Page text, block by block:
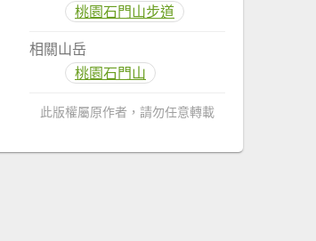
桃園石門山步道
相關山岳
桃園石門山
此版權屬原作者，請勿任意轉載